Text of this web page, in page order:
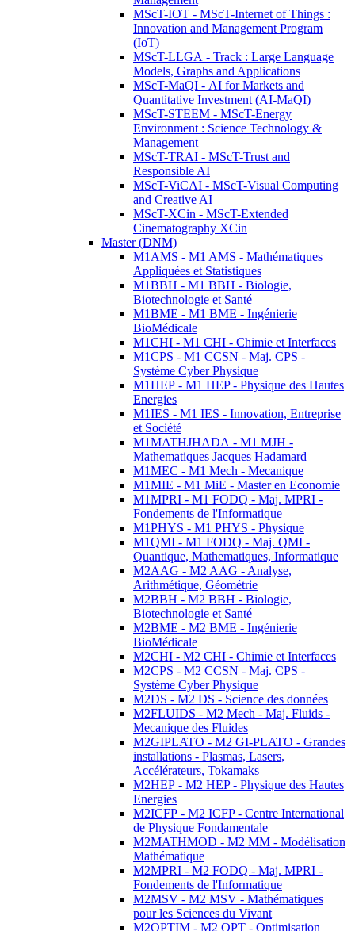
MScT-IOT - MScT-Internet of Things :
Innovation and Management Program
(IoT)
MScT-LLGA - Track : Large Language
Models, Graphs and Applications
MScT-MaQI - AI for Markets and
Quantitative Investment (AI-MaQI)
MScT-STEEM - MScT-Energy
Environment : Science Technology &
Management
MScT-TRAI - MScT-Trust and
Responsible AI
MScT-ViCAI - MScT-Visual Computing
and Creative AI
MScT-XCin - MScT-Extended
Cinematography XCin
Master (DNM)
M1AMS - M1 AMS - Mathématiques
Appliquées et Statistiques
M1BBH - M1 BBH - Biologie,
Biotechnologie et Santé
M1BME - M1 BME - Ingénierie
BioMédicale
M1CHI - M1 CHI - Chimie et Interfaces
M1CPS - M1 CCSN - Maj. CPS -
Système Cyber Physique
M1HEP - M1 HEP - Physique des Hautes
Energies
M1IES - M1 IES - Innovation, Entreprise
et Société
M1MATHJHADA - M1 MJH -
Mathematiques Jacques Hadamard
M1MEC - M1 Mech - Mecanique
M1MIE - M1 MiE - Master en Economie
M1MPRI - M1 FODQ - Maj. MPRI -
Fondements de l'Informatique
M1PHYS - M1 PHYS - Physique
M1QMI - M1 FODQ - Maj. QMI -
Quantique, Mathematiques, Informatique
M2AAG - M2 AAG - Analyse,
Arithmétique, Géométrie
M2BBH - M2 BBH - Biologie,
Biotechnologie et Santé
M2BME - M2 BME - Ingénierie
BioMédicale
M2CHI - M2 CHI - Chimie et Interfaces
M2CPS - M2 CCSN - Maj. CPS -
Système Cyber Physique
M2DS - M2 DS - Science des données
M2FLUIDS - M2 Mech - Maj. Fluids -
Mecanique des Fluides
M2GIPLATO - M2 GI-PLATO - Grandes
installations - Plasmas, Lasers,
Accélérateurs, Tokamaks
M2HEP - M2 HEP - Physique des Hautes
Energies
M2ICFP - M2 ICFP - Centre International
de Physique Fondamentale
M2MATHMOD - M2 MM - Modélisation
Mathématique
M2MPRI - M2 FODQ - Maj. MPRI -
Fondements de l'Informatique
M2MSV - M2 MSV - Mathématiques
pour les Sciences du Vivant
M2OPTIM - M2 OPT - Optimisation